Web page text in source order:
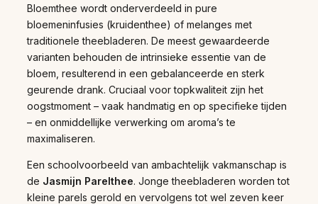
Bloemthee wordt onderverdeeld in pure
bloemeninfusies (kruidenthee) of melanges met
traditionele theebladeren. De meest gewaardeerde
varianten behouden de intrinsieke essentie van de
bloem, resulterend in een gebalanceerde en sterk
geurende drank. Cruciaal voor topkwaliteit zijn het
oogstmoment – vaak handmatig en op specifieke tijden
– en onmiddellijke verwerking om aroma’s te
maximaliseren.
Een schoolvoorbeeld van ambachtelijk vakmanschap is
de Jasmijn Parelthee. Jonge theebladeren worden tot
kleine parels gerold en vervolgens tot wel zeven keer